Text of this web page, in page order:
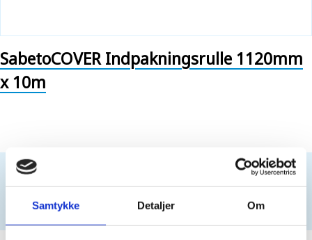
Samtykke Detaljer Om
SabetoCOVER Indpakningsrulle 1120mm
x 10m
Kun for professionelle. Intet salg til private kunder.
For at købe dette produkt, skal du værelogget ind
Opret login